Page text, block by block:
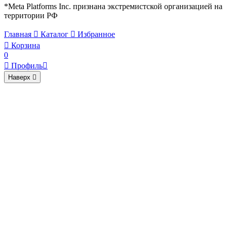
*Meta Platforms Inc. признана экстремистской организацией на
территории РФ
Главная  Каталог  Избранное
 Корзина
0
 Профиль
Наверх 